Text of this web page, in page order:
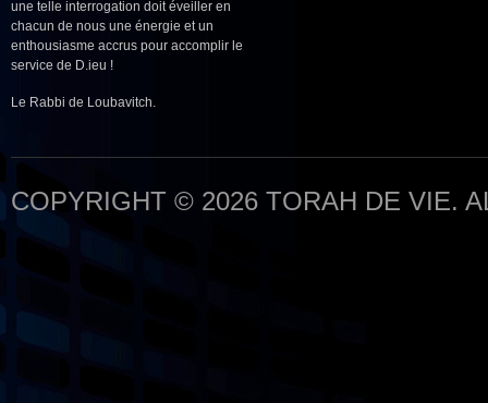
une telle interrogation doit éveiller en
chacun de nous une énergie et un
enthousiasme accrus pour accomplir le
service de D.ieu !
Le Rabbi de Loubavitch.
COPYRIGHT © 2026 TORAH DE VIE.